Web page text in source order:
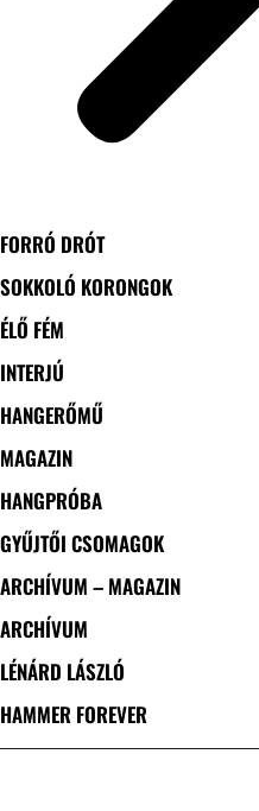
FORRÓ DRÓT
SOKKOLÓ KORONGOK
ÉLŐ FÉM
INTERJÚ
HANGERŐMŰ
MAGAZIN
HANGPRÓBA
GYŰJTŐI CSOMAGOK
ARCHÍVUM – MAGAZIN
ARCHÍVUM
LÉNÁRD LÁSZLÓ
HAMMER FOREVER